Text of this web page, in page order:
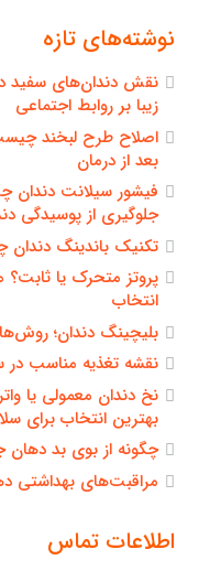
نوشته‌های تازه
نقش دندان‌های سفید
زیبا بر روابط اجتماعی
اصلاح طرح لبخند
بعد از درمان
فیشور سیلانت دندان
جلوگیری از پوسیدگی
تکنیک باندینگ
پروتز متحرک یا ثابت؟
انتخاب
بلیچینگ دندان؛
نقشه تغذیه مناسب در
نخ دندان معمولی یا
بهترین انتخاب برای
چگونه از بوی بد دهان
مراقبت‌های بهداشتی
اطلاعات تماس